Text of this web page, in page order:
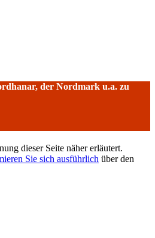
der Nordmark u.a. zu
dieser Seite näher erläutert.
Sie sich ausführlich über den